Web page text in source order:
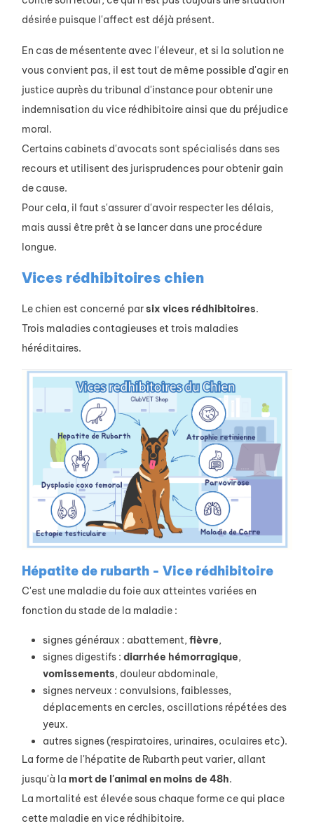
désirée puisque l'affect est déjà présent.
En cas de mésentente avec l'éleveur, et si la solution ne
vous convient pas, il est tout de même possible d'agir en
justice auprès du tribunal d'instance pour obtenir une
indemnisation du vice rédhibitoire ainsi que du préjudice
moral.
Certains cabinets d'avocats sont spécialisés dans ses
recours et utilisent des jurisprudences pour obtenir gain
de cause.
Pour cela, il faut s'assurer d'avoir respecter les délais,
mais aussi être prêt à se lancer dans une procédure
longue.
Vices rédhibitoires chien
Le chien est concerné parsix vices rédhibitoires.
Trois maladies contagieuses et trois maladies
héréditaires.
Hépatite de rubarth - Vice rédhibitoire
C'est une maladie du foie aux atteintes variées en
fonction du stade de la maladie :
signes généraux : abattement, fièvre,
signes digestifs : diarrhée hémorragique,
vomissements, douleur abdominale,
signes nerveux : convulsions, faiblesses,
déplacements en cercles, oscillations répétées des
yeux.
autres signes (respiratoires, urinaires, oculaires etc).
La forme de l'hépatite de Rubarth peut varier, allant
jusqu'à la mort de l'animal en moins de 48h.
La mortalité est élevée sous chaque forme ce qui place
cette maladie en vice rédhibitoire.